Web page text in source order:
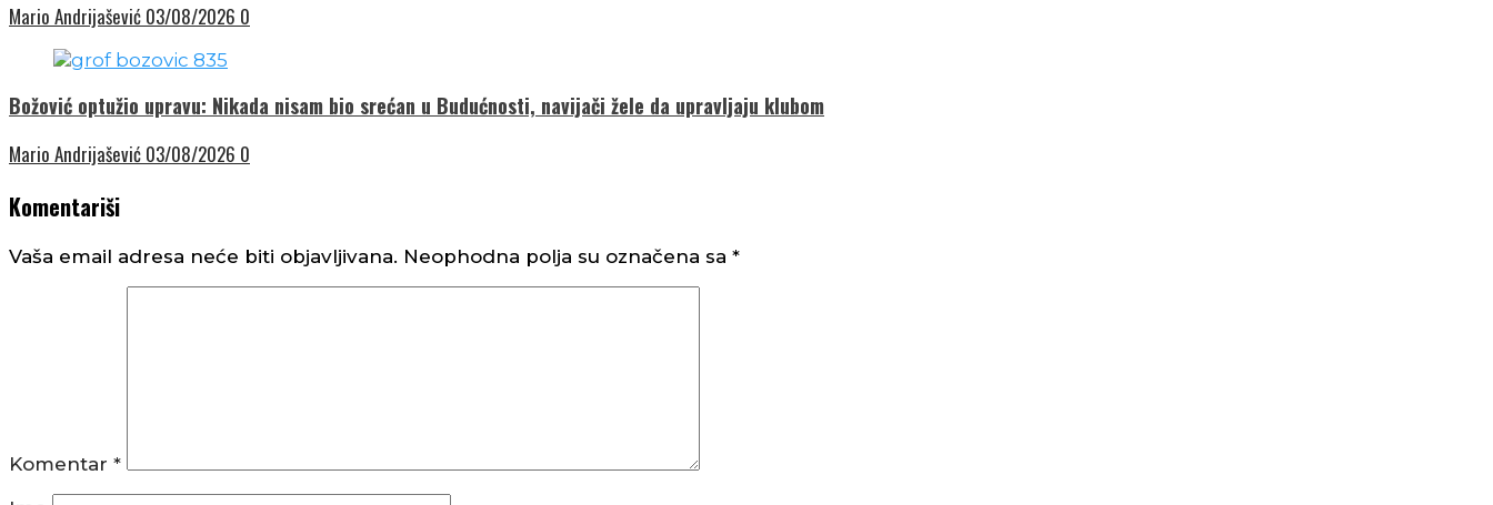
Mario Andrijašević 03/08/2026 0
Božović optužio upravu: Nikada nisam bio srećan u Budućnosti, navijači žele da upravljaju klubom
Mario Andrijašević 03/08/2026 0
Komentariši
Vaša email adresa neće biti objavljivana. Neophodna polja su označena sa *
Komentar *